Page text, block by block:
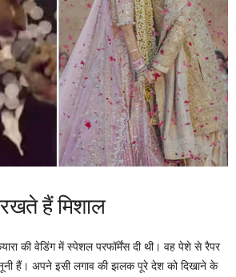
हैं मिशाल
की वेडिंग में स्पेशल परफॉर्मेंस दी थी। वह पेशे से रैपर
हैं। अपने इसी लगाव की झलक पूरे देश को दिखाने के